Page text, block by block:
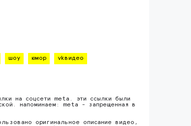
шоу юмор vkвидео
на соцсети meta. эти ссылки были
напоминаем: meta - запрещенная в
оригинальное описание видео,